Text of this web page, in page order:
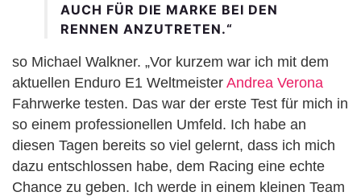
AUCH FÜR DIE MARKE BEI DEN
RENNEN ANZUTRETEN.“
so Michael Walkner. „Vor kurzem war ich mit dem
aktuellen Enduro E1 Weltmeister Andrea Verona
Fahrwerke testen. Das war der erste Test für mich in
so einem professionellen Umfeld. Ich habe an
diesen Tagen bereits so viel gelernt, dass ich mich
dazu entschlossen habe, dem Racing eine echte
Chance zu geben. Ich werde in einem kleinen Team